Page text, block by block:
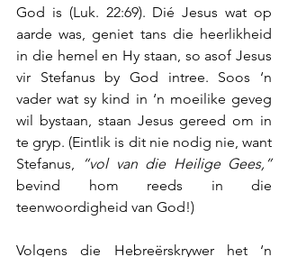
God is (Luk. 22:69). Dié Jesus wat op
aarde was, geniet tans die heerlikheid
in die hemel en Hy staan, so asof Jesus
vir Stefanus by God intree. Soos ‘n
vader wat sy kind in ‘n moeilike geveg
wil bystaan, staan Jesus gereed om in
te gryp. (Eintlik is dit nie nodig nie, want
Stefanus,
“vol van die Heilige Gees,”
bevind hom reeds in die
teenwoordigheid van God!)
Volgens die Hebreërskrywer het ‘n